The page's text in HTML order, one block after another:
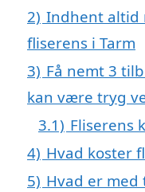
2) Indhent altid
fliserens i Tarm
3) Få nemt 3
kan være tryg
3.1) Fliserens
4) Hvad koster
5) Hvad er med